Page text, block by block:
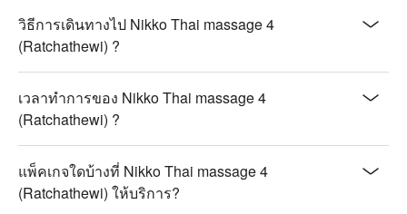
วิธีการเดินทางไป Nikko Thai massage 4
(Ratchathewi) ?
เวลาทำการของ Nikko Thai massage 4
(Ratchathewi) ?
แพ็คเกจใดบ้างที่ Nikko Thai massage 4
(Ratchathewi) ให้บริการ?